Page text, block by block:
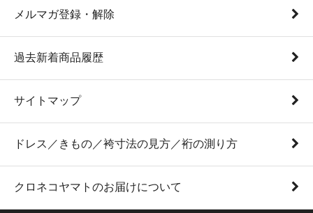
メルマガ登録・解除
過去新着商品履歴
サイトマップ
ドレス／きもの／袴寸法の見方／裄の測り方
クロネコヤマトのお届けについて